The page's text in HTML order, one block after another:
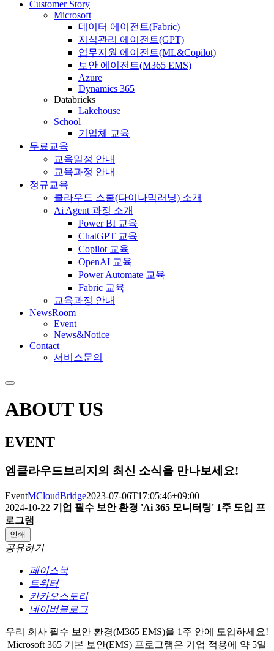
Customer Story
Microsoft
데이터 에이전트(Fabric)
지식관리 에이전트(GPT)
업무지원 에이전트(ML&Copilot)
보안 에이전트(M365 EMS)
Azure
Dynamics 365
Databricks
Lakehouse
School
기업체 교육
무료교육
교육일정 안내
교육과정 안내
정규교육
클라우드 스쿨(다이나믹러닝) 소개
Ai Agent 과정 소개
Power BI 교육
ChatGPT 교육
Copilot 교육
OpenAI 교육
Power Automate 교육
Fabric 교육
교육과정 안내
NewsRoom
Event
News&Notice
Contact
서비스문의
ABOUT US
EVENT
엠클라우드브리지의 최신 소식을 만나보세요!
EventMCloudBridge2023-07-06T17:05:46+09:00
2024-10-22 기업 필수 보안 환경 'Ai 365 모니터링' 1주 도입 프
로그램
인쇄
공유하기
페이스북
트위터
카카오스토리
네이버블로그
우리 회사 필수 보안 환경(M365 EMS)을 1주 안에 도입하세요!
Microsoft 365 기본 보안(EMS) 프로그램은 기업 적용에 약 5일